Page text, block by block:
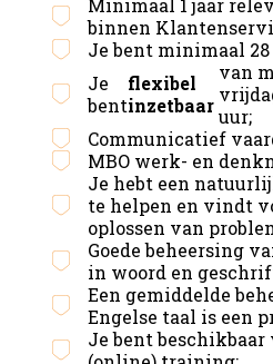
Minimaal 1 jaar
binnen
Je bent minimaal
Je
bent
flexibel
inzetbaar
van
uur;
Communicatief
MBO werk- en
Je hebt een
te helpen en vindt
oplossen van
Goede beheersing
in woord en
Een gemiddelde
Engelse taal is een
Je bent beschikbaar